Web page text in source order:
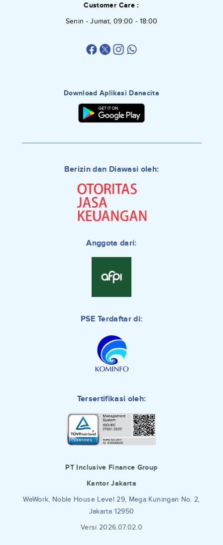
Customer Care :
Senin - Jumat, 09:00 - 18:00
Download Aplikasi Danacita
Berizin dan Diawasi oleh:
Anggota dari:
PSE Terdaftar di:
Tersertifikasi oleh:
PT Inclusive Finance Group
Kantor Jakarta
WeWork, Noble House Level 29, Mega Kuningan No. 2,
Jakarta 12950
Versi 2026.07.02.0